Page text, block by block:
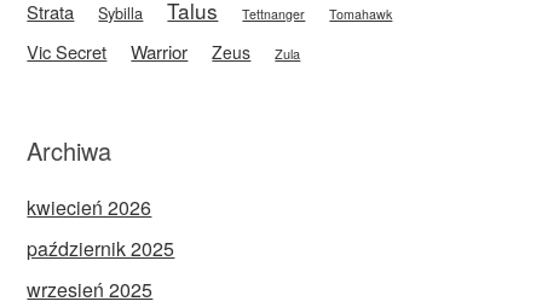
Strata Sybilla Talus Tettnanger Tomahawk
Vic Secret Warrior Zeus Zula
Archiwa
kwiecień 2026
październik 2025
wrzesień 2025